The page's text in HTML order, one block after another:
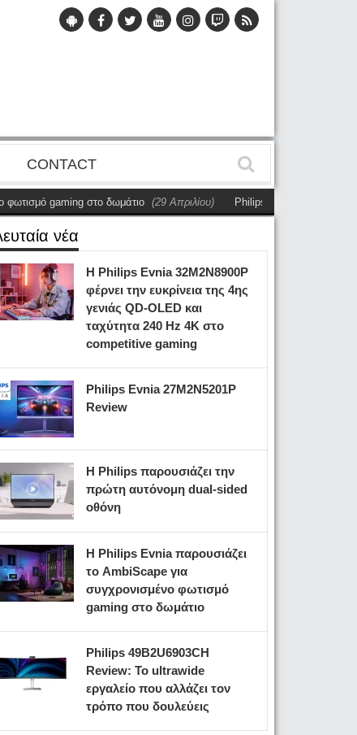
CONTACT
gaming στο δωμάτιο (29 Απριλίου) Philips 49B2U6903CH Review:
νέα
Η Philips Evnia 32M2N8900P
φέρνει την ευκρίνεια της 4ης
γενιάς QD-OLED και
ταχύτητα 240 Hz 4K στο
competitive gaming
Philips Evnia 27M2N5201P
Review
Η Philips παρουσιάζει την
πρώτη αυτόνομη dual-sided
οθόνη
Η Philips Evnia παρουσιάζει
το AmbiScape για
συγχρονισμένο φωτισμό
gaming στο δωμάτιο
Philips 49B2U6903CH
Review: Το ultrawide
εργαλείο που αλλάζει τον
τρόπο που δουλεύεις